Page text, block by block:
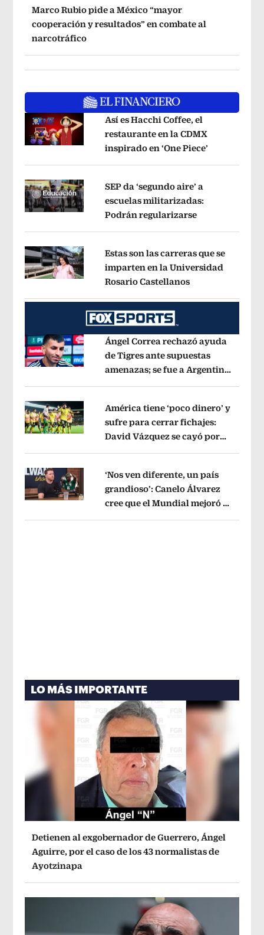
Marco Rubio pide a México “mayor
cooperación y resultados” en combate al
narcotráfico
Opens in new window
Así es Hacchi Coffee, el
restaurante en la CDMX
inspirado en ‘One Piece’
Opens in new window
SEP da ‘segundo aire’ a
escuelas militarizadas:
Podrán regularizarseOpens in new
Opens in new window
Estas son las carreras que se
imparten en la Universidad
Rosario CastellanosOpens in new
Opens in new window
Ángel Correa rechazó ayuda
de Tigres ante supuestas
amenazas; se fue a Argentina
Opens in new window
América tiene ‘poco dinero’ y
sufre para cerrar fichajes:
David Vázquez se cayó por
Opens in new window
‘Nos ven diferente, un país
grandioso’: Canelo Álvarez
cree que el Mundial mejoró la
LO MÁS IMPORTANTE
Detienen al exgobernador de Guerrero, Ángel
Aguirre, por el caso de los 43 normalistas de
Ayotzinapa